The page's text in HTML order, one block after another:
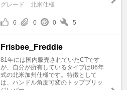
グレード 北米仕様
6 0 0 5
Frisbee_Freddie
81年には国内販売されていたCTです
が、自分が所有しているタイプは86年
式の北米加州仕様です。特徴として
は、ハンドル角度可変のトップブリッ